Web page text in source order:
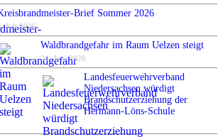
Brief Sommer 2026
Juli 2026
Waldbrandgefahr im Raum Uelzen steigt
24. Juni 2026
Landesfeuerwehrverband
Niedersachsen würdigt
Brandschutzerziehung der
Hermann-Löns-Schule